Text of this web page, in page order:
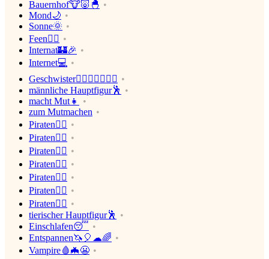
Bauernhof🐮🐷🐣
Mond🌙
Sonne🌞
Feen🧚‍♀️
Internat🏰🎉
Internet💻
Geschwister👩‍❤️‍👩👨‍❤️‍💋‍👨
männliche Hauptfigur🕺
macht Mut👧
zum Mutmachen
Piraten🏴‍☠️
Piraten🏴‍☠️
Piraten🏴‍☠️
Piraten🏴‍☠️
Piraten🏴‍☠️
Piraten🏴‍☠️
Piraten🏴‍☠️
tierischer Hauptfigur🕺
Einschlafen😴
Entspannen🦄🎈☁🌈
Vampire🩸🦇😬